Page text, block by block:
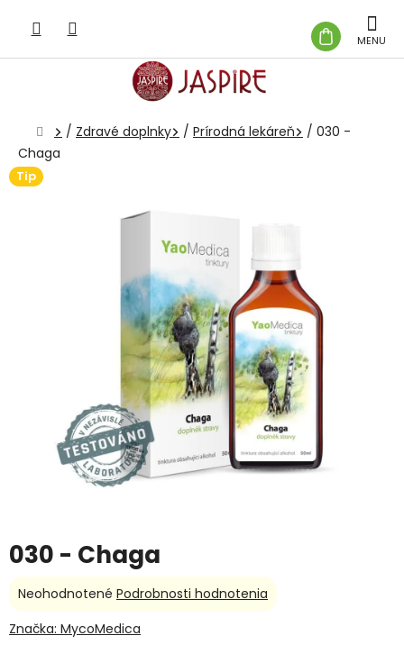
obsah
KOŠÍK
Domov
/ Zdravé doplnky / Prírodná lekáreň / 030 -
Chaga
Tip
030 - Chaga
Priemerné
produktu
Neohodnotené Podrobnosti hodnotenia
Značka: MycoMedica